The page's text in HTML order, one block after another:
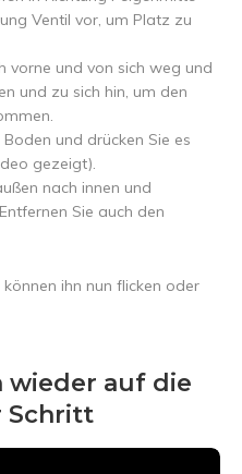
Ventil vor, um Platz zu
vorne und von sich weg und
und zu sich hin, um den
und drücken Sie es
gezeigt).
nach innen und
Sie auch den
ihn nun flicken oder
wieder auf die
Schritt